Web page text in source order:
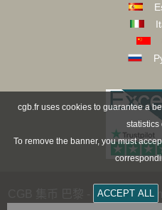
CGB 集币 巴黎 - CGB
cgb.fr uses cookies to guarantee a
statistics
To remove the banner, you must
ACCEPT ALL